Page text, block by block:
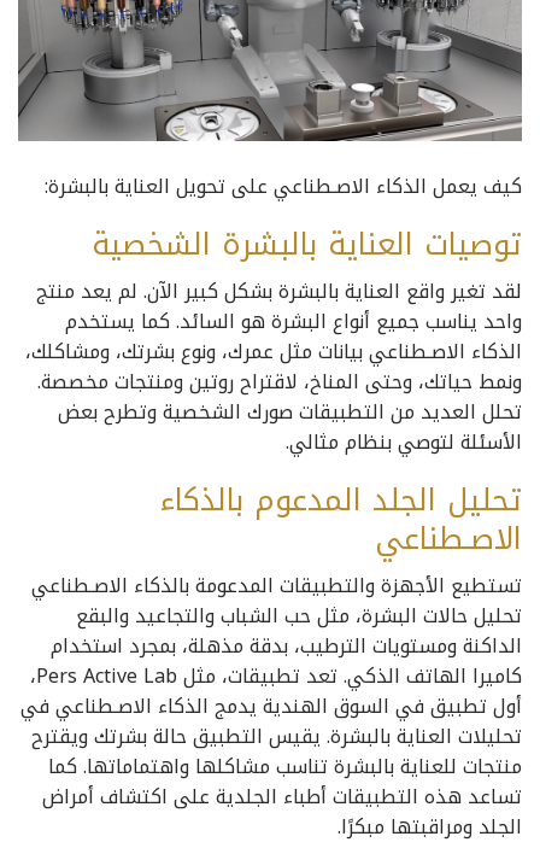
كيف يعمل الذكاء الاصـطناعي على تحويل العناية بالبشرة:
توصيات العناية بالبشرة الشخصية
لقد تغير واقع العناية بالبشرة بشكل كبير الآن. لم يعد منتج
واحد يناسب جميع أنواع البشرة هو السائد. كما يستخدم
الذكاء الاصـطناعي بيانات مثل عمرك، ونوع بشرتك، ومشاكلك،
ونمط حياتك، وحتى المناخ، لاقتراح روتين ومنتجات مخصصة.
تحلل العديد من التطبيقات صورك الشخصية وتطرح بعض
الأسئلة لتوصي بنظام مثالي.
تحليل الجلد المدعوم بالذكاء
الاصـطناعي
تستطيع الأجهزة والتطبيقات المدعومة بالذكاء الاصـطناعي
تحليل حالات البشرة، مثل حب الشباب والتجاعيد والبقع
الداكنة ومستويات الترطيب، بدقة مذهلة، بمجرد استخدام
كاميرا الهاتف الذكي. تعد تطبيقات، مثل Pers Active Lab،
أول تطبيق في السوق الهندية يدمج الذكاء الاصـطناعي في
تحليلات العناية بالبشرة. يقيس التطبيق حالة بشرتك ويقترح
منتجات للعناية بالبشرة تناسب مشاكلها واهتماماتها. كما
تساعد هذه التطبيقات أطباء الجلدية على اكتشاف أمراض
الجلد ومراقبتها مبكرًا.